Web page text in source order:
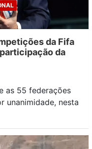
da Fifa
da
as 55 federações
unanimidade, nesta